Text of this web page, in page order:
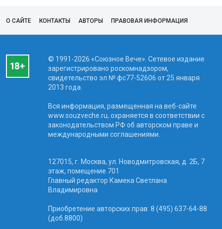
О САЙТЕ КОНТАКТЫ АВТОРЫ ПРАВОВАЯ ИНФОРМАЦИЯ
© 1991-2026 «Союзное Вече». Сетевое издание
зарегистрировано роскомнадзором,
свидетельство эл № фc77-52606 от 25 января
2013 года.
Вся информация, размещенная на веб-сайте
www.souzveche.ru, охраняется в соответствии с
законодательством РФ об авторском праве и
международными соглашениями.
127015, г. Москва, ул. Новодмитровская, д. 2Б, 7
этаж, помещение 701
Главный редактор Камека Светлана
Владимировна
Приобретение авторских прав: 8 (495) 637-64-88
(доб.8800)